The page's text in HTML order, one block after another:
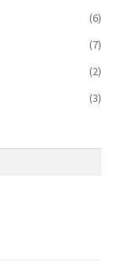
(6)
(7)
(2)
(3)